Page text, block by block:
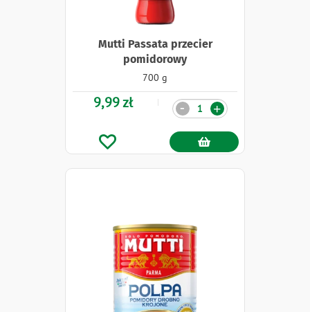
Mutti Passata przecier
pomidorowy
700 g
9,99 zł Ilość +
-